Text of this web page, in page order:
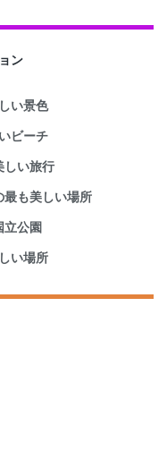
ン
い景色
ビーチ
しい旅行
最も美しい場所
立公園
い場所